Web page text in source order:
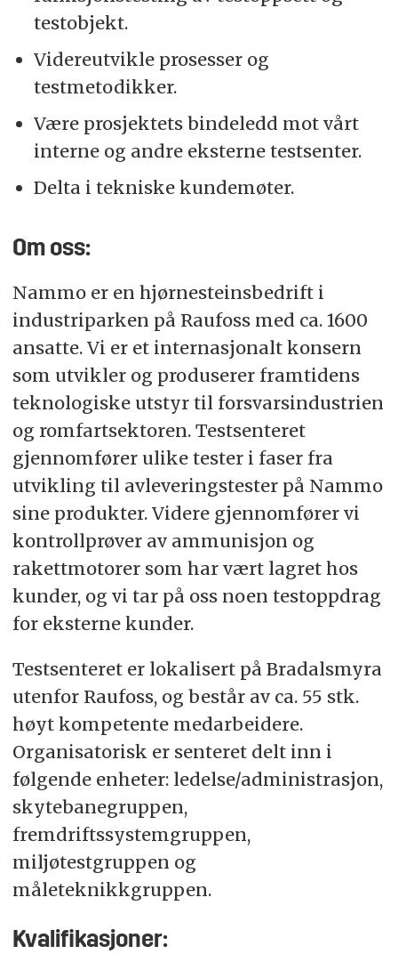
testobjekt.
Videreutvikle prosesser og
testmetodikker.
Være prosjektets bindeledd mot vårt
interne og andre eksterne testsenter.
Delta i tekniske kundemøter.
Om oss:
Nammo er en hjørnesteinsbedrift i
industriparken på Raufoss med ca. 1600
ansatte. Vi er et internasjonalt konsern
som utvikler og produserer framtidens
teknologiske utstyr til forsvarsindustrien
og romfartsektoren. Testsenteret
gjennomfører ulike tester i faser fra
utvikling til avleveringstester på Nammo
sine produkter. Videre gjennomfører vi
kontrollprøver av ammunisjon og
rakettmotorer som har vært lagret hos
kunder, og vi tar på oss noen testoppdrag
for eksterne kunder.
Testsenteret er lokalisert på Bradalsmyra
utenfor Raufoss, og består av ca. 55 stk.
høyt kompetente medarbeidere.
Organisatorisk er senteret delt inn i
følgende enheter: ledelse/administrasjon,
skytebanegruppen,
fremdriftssystemgruppen,
miljøtestgruppen og
måleteknikkgruppen.
Kvalifikasjoner: